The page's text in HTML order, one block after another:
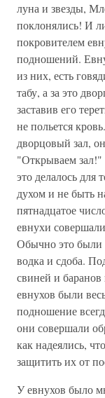
луна и звезды,
поклонялись! И
покровителем
подношений.
из них, есть
табу, а за это
заставив его
не польется
дворцовый зал,
"Открываем зал!"
это делалось для
духом и не быть
пятнадцатое
евнухи
Обычно это были
водка и сдоба.
свиней и
евнухов были
подношение
они совершали
как надеялись,
защитить их от
У евнухов было